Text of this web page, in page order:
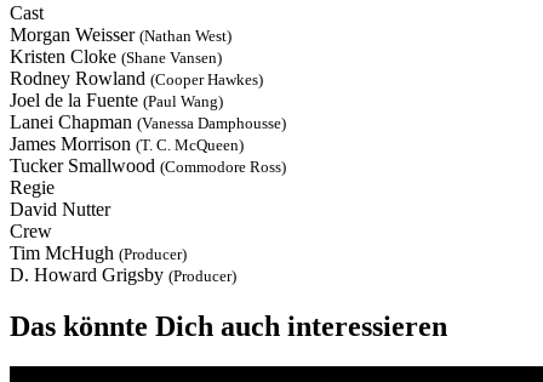
Cast
Morgan Weisser (Nathan West)
Kristen Cloke (Shane Vansen)
Rodney Rowland (Cooper Hawkes)
Joel de la Fuente (Paul Wang)
Lanei Chapman (Vanessa Damphousse)
James Morrison (T. C. McQueen)
Tucker Smallwood (Commodore Ross)
Regie
David Nutter
Crew
Tim McHugh (Producer)
D. Howard Grigsby (Producer)
Das könnte Dich auch interessieren